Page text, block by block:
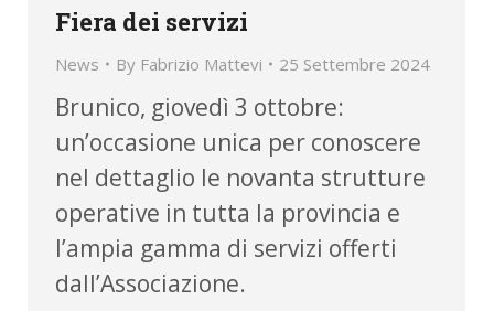
Fiera dei servizi
News By Fabrizio Mattevi 25 Settembre 2024
Brunico, giovedì 3 ottobre:
un’occasione unica per conoscere
nel dettaglio le novanta strutture
operative in tutta la provincia e
l’ampia gamma di servizi offerti
dall’Associazione.